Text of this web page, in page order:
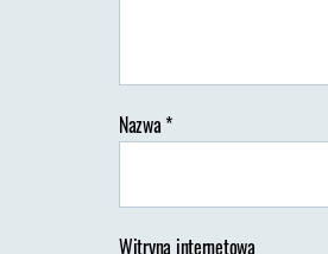
Nazwa*
Witryna internetowa